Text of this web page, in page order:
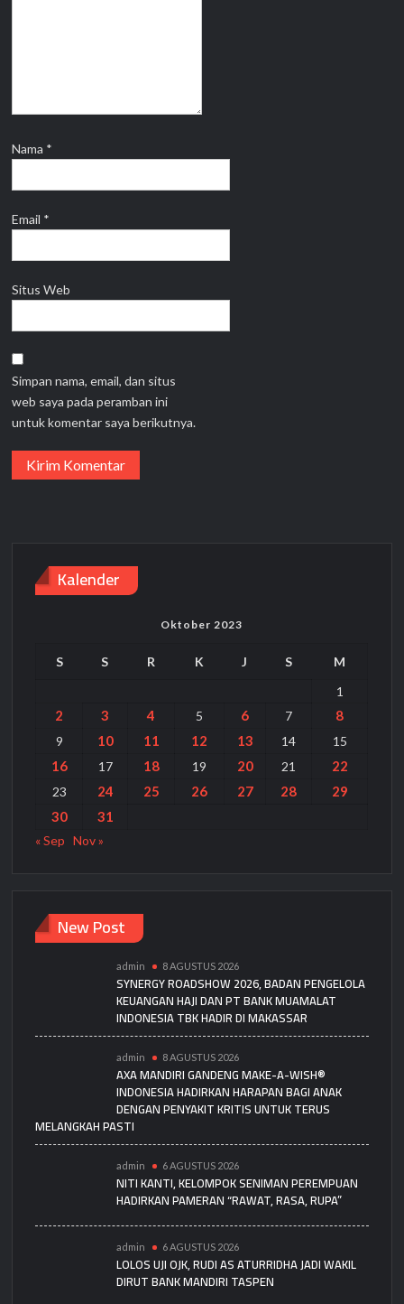
Nama *
Email *
Situs Web
Simpan nama, email, dan situs
web saya pada peramban ini
untuk komentar saya berikutnya.
Kalender
Oktober 2023
S S R K J S
M
1
2 3 4 5 6 7 8
9 10 11 12 13 14 15
16 17 18 19 20 21 22
23 24 25 26 27 28
29
30
31
« Sep Nov »
New Post
admin 8 AGUSTUS 2026
SYNERGY ROADSHOW 2026, BADAN PENGELOLA
KEUANGAN HAJI DAN PT BANK MUAMALAT
INDONESIA TBK HADIR DI MAKASSAR
admin 8 AGUSTUS 2026
AXA MANDIRI GANDENG MAKE-A-WISH®
INDONESIA HADIRKAN HARAPAN BAGI ANAK
DENGAN PENYAKIT KRITIS UNTUK TERUS
MELANGKAH PASTI
admin 6 AGUSTUS 2026
NITI KANTI, KELOMPOK SENIMAN PEREMPUAN
HADIRKAN PAMERAN “RAWAT, RASA, RUPA”
admin 6 AGUSTUS 2026
LOLOS UJI OJK, RUDI AS ATURRIDHA JADI WAKIL
DIRUT BANK MANDIRI TASPEN